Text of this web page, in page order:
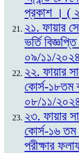
প্রকাশ । (
২১. ফায়ার
ভর্তি
০৯/১১/
২২. ফায়ার
কোর্স-১৮তম
০৮/১১/
২৩. ফায়ার
কোর্স-১৬ তম
পরীক্ষার